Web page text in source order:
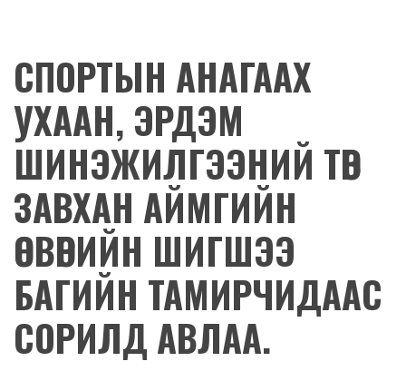
СПОРТЫН АНАГААХ
УХААН, ЭРДЭМ
ШИНЭЖИЛГЭЭНИЙ ТӨВ
ЗАВХАН АЙМГИЙН
ӨСВӨРИЙН ШИГШЭЭ
БАГИЙН ТАМИРЧИДААС
СОРИЛД АВЛАА.